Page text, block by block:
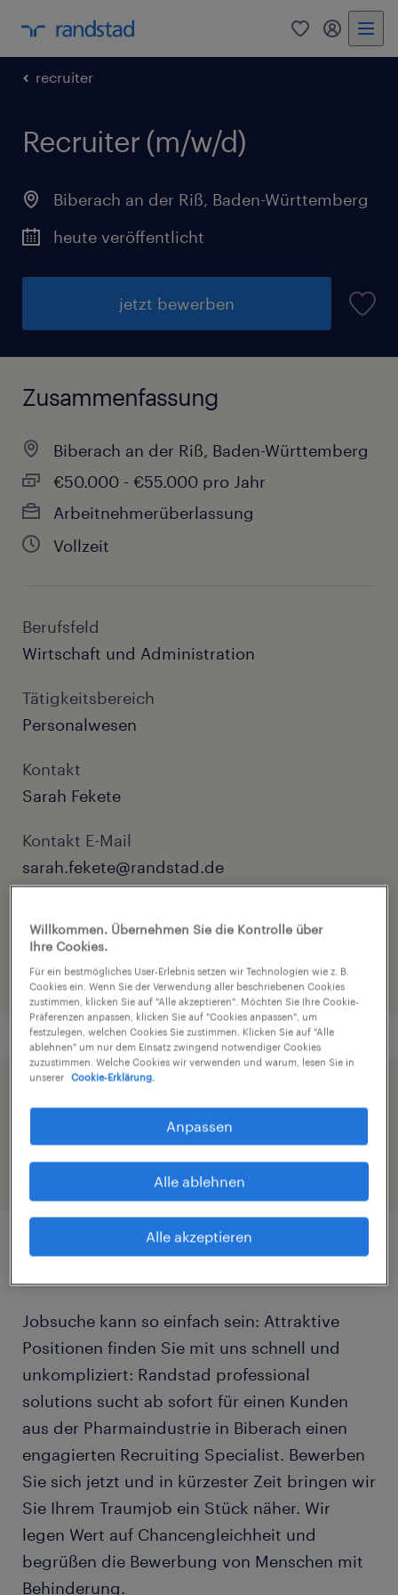
0 Mein
recruiter
Recruiter (m/w/d)
Biberach an der Riß, Baden-Württemberg
heute veröffentlicht
jetzt bewerben
Zusammenfassung
Biberach an der Riß, Baden-Württemberg
€50.000 - €55.000 pro Jahr
Arbeitnehmerüberlassung
Vollzeit
Berufsfeld
Wirtschaft und Administration
Tätigkeitsbereich
Personalwesen
Kontakt
Sarah Fekete
Kontakt E-Mail
sarah.fekete@randstad.de
C01300240
Freigabe Ihres Profils
Jobsuche kann so einfach sein: Attraktive
Positionen finden Sie mit uns schnell und
unkompliziert: Randstad professional
solutions sucht ab sofort für einen Kunden
aus der Pharmaindustrie in Biberach einen
engagierten Recruiting Specialist. Bewerben
Sie sich jetzt und in kürzester Zeit bringen wir
Sie Ihrem Traumjob ein Stück näher. Wir
legen Wert auf Chancengleichheit und
begrüßen die Bewerbung von Menschen mit
Behinderung.
Willkommen. Übernehmen Sie die Kontrolle über
Ihre Cookies.
Für ein bestmögliches User-Erlebnis setzen wir Technologien wie z. B.
Cookies ein. Wenn Sie der Verwendung aller beschriebenen Cookies
zustimmen, klicken Sie auf "Alle akzeptieren". Möchten Sie Ihre Cookie-
Präferenzen anpassen, klicken Sie auf "Cookies anpassen", um
festzulegen, welchen Cookies Sie zustimmen. Klicken Sie auf "Alle
ablehnen" um nur dem Einsatz zwingend notwendiger Cookies
zuzustimmen. Welche Cookies wir verwenden und warum, lesen Sie in
unserer
Cookie-Erklärung.
Anpassen
Alle ablehnen
Alle akzeptieren